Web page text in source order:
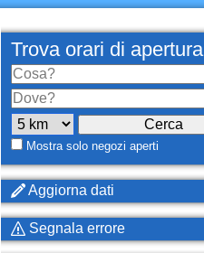
Trova orari di apertura
Mostra solo negozi aperti
Aggiorna dati
Segnala errore